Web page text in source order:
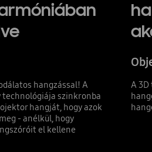
hangzással! A
technológiája szinkronba
hangját, hogy azok
- anélkül, hogy
el kellene
A